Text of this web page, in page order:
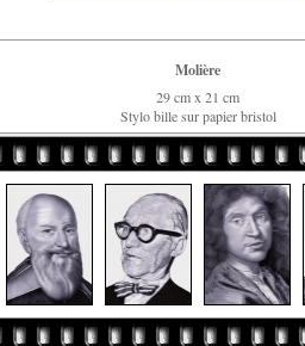
Molière
29 cm x 21 cm
Stylo bille sur papier bristol